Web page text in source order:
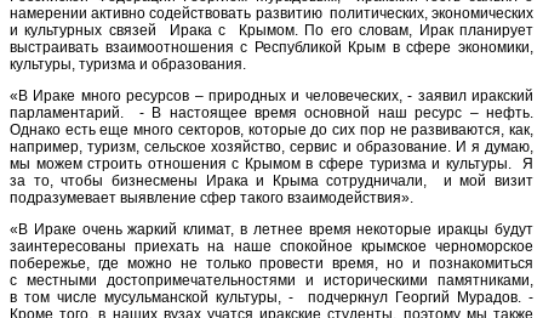
намерении активно содействовать развитию политических, экономических
и культурных связей Ирака с Крымом. По его словам, Ирак планирует
выстраивать взаимоотношения с Республикой Крым в сфере экономики,
культуры, туризма и образования.
«В Ираке много ресурсов – природных и человеческих, - заявил иракский
парламентарий. - В настоящее время основной наш ресурс – нефть.
Однако есть еще много секторов, которые до сих пор не развиваются, как,
например, туризм, сельское хозяйство, сервис и образование. И я думаю,
мы можем строить отношения с Крымом в сфере туризма и культуры. Я
за то, чтобы бизнесмены Ирака и Крыма сотрудничали, и мой визит
подразумевает выявление сфер такого взаимодействия».
«В Ираке очень жаркий климат, в летнее время некоторые иракцы будут
заинтересованы приехать на наше спокойное крымское черноморское
побережье, где можно не только провести время, но и познакомиться
с местными достопримечательностями и историческими памятниками,
в том числе мусульманской культуры, - подчеркнул Георгий Мурадов. -
Кроме того, в наших вузах учатся иракские студенты, поэтому мы также